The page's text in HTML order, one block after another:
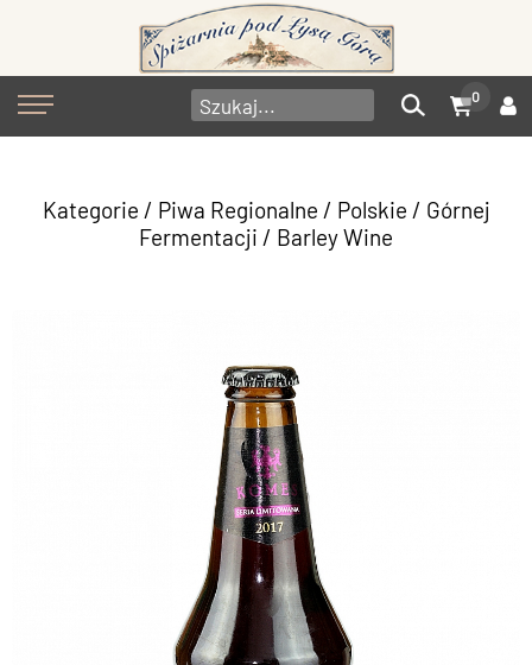
0
Kategorie / Piwa Regionalne / Polskie / Górnej
Fermentacji / Barley Wine